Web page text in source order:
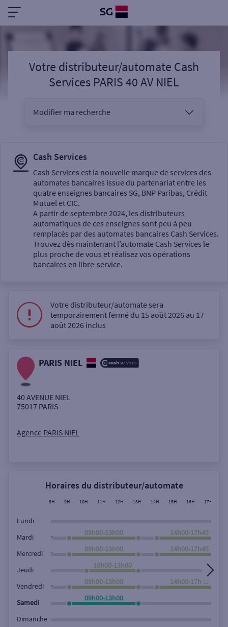
Votre distributeur/automate Cash
Services PARIS 40 AV NIEL
Modifier ma recherche
Sélectionnez votre recherche
Un service
Autour de moi
Ville / Code postal
Rue
Cash Services
Cash Services est la nouvelle marque de services des
automates bancaires issue du partenariat entre les
quatre enseignes bancaires SG, BNP Paribas, Crédit
Mutuel et CIC.
A partir de septembre 2024, les distributeurs
automatiques de ces enseignes sont peu à peu
remplacés par des automates bancaires Cash Services.
Trouvez dès maintenant l’automate Cash Services le
plus proche de vous et réalisez vos opérations
bancaires en libre-service.
Votre distributeur/automate sera
temporairement fermé du 15 août 2026 au 17
août 2026 inclus
PARIS NIEL
40 AVENUE NIEL
75017 PARIS
Agence PARIS NIEL
Horaires du distributeur/automate
8H 9H 10H 11H 12H 13H 14H 15H 16H 17H
Lundi
Mardi
09h00-13h00
, 14h00-17h45
Mercredi
09h00-13h00
, 14h00-17h45
Jeudi
10h00-13h00
Vendredi
09h00-13h00
, 14h00-17h45
Samedi
09h00-13h00
Dimanche